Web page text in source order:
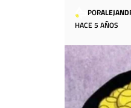
POR
HACE 5 AÑOS